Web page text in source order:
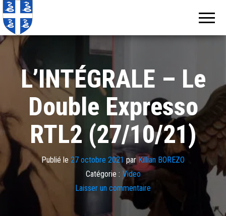
L’INTÉGRALE – Le
Double Expresso
RTL2 (27/10/21)
Publié le 27 octobre 2021 parKillian BOREZO
Catégorie : Video
Laisser un commentaire